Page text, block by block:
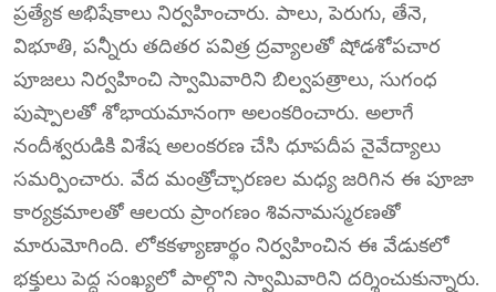
ప్రత్యేక అభిషేకాలు నిర్వహించారు. పాలు, పెరుగు, తేనె,
విభూతి, పన్నీరు తదితర పవిత్ర ద్రవ్యాలతో షోడశోపచార
పూజలు నిర్వహించి స్వామివారిని బిల్వపత్రాలు, సుగంధ
పుష్పాలతో శోభాయమానంగా అలంకరించారు. అలాగే
నందీశ్వరుడికి విశేష అలంకరణ చేసి ధూపదీప నైవేద్యాలు
సమర్పించారు. వేద మంత్రోచ్ఛారణల మధ్య జరిగిన ఈ పూజా
కార్యక్రమాలతో ఆలయ ప్రాంగణం శివనామస్మరణతో
మారుమోగింది. లోకకళ్యాణార్థం నిర్వహించిన ఈ వేడుకలో
భక్తులు పెద్ద సంఖ్యలో పాల్గొని స్వామివారిని దర్శించుకున్నారు.